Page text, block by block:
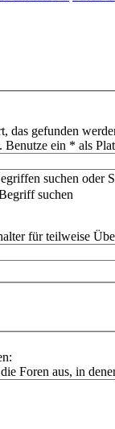
das gefunden
Benutze ein * als
suchen oder
suchen
für teilweise
Foren aus, in